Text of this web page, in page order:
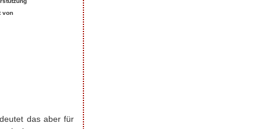
von
das aber für